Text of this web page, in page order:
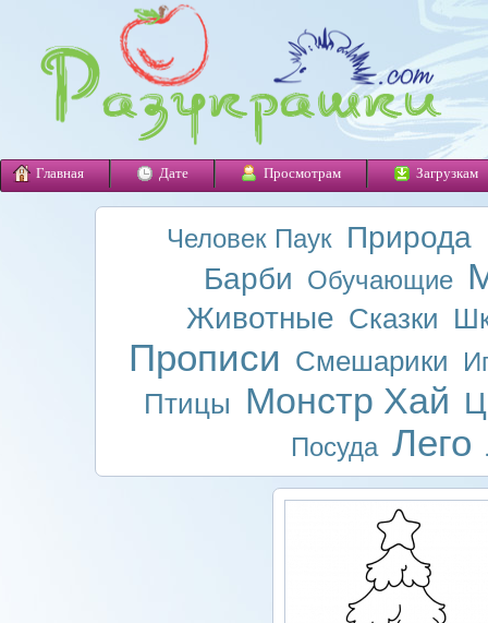
Главная Дате Просмотрам Загрузкам
Человек Паук Природа
Барби Обучающие
Животные Сказки
Прописи Смешарики
Птицы Монстр Хай
Посуда Лего